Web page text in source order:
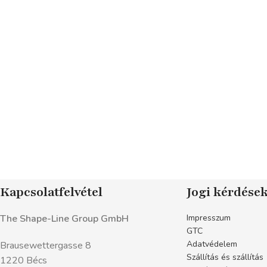
Kapcsolatfelvétel
The Shape-Line Group GmbH
Brausewettergasse 8
1220 Bécs
Jogi
Impresszum
GTC
Adatvédelem
Szállítás és szállítás